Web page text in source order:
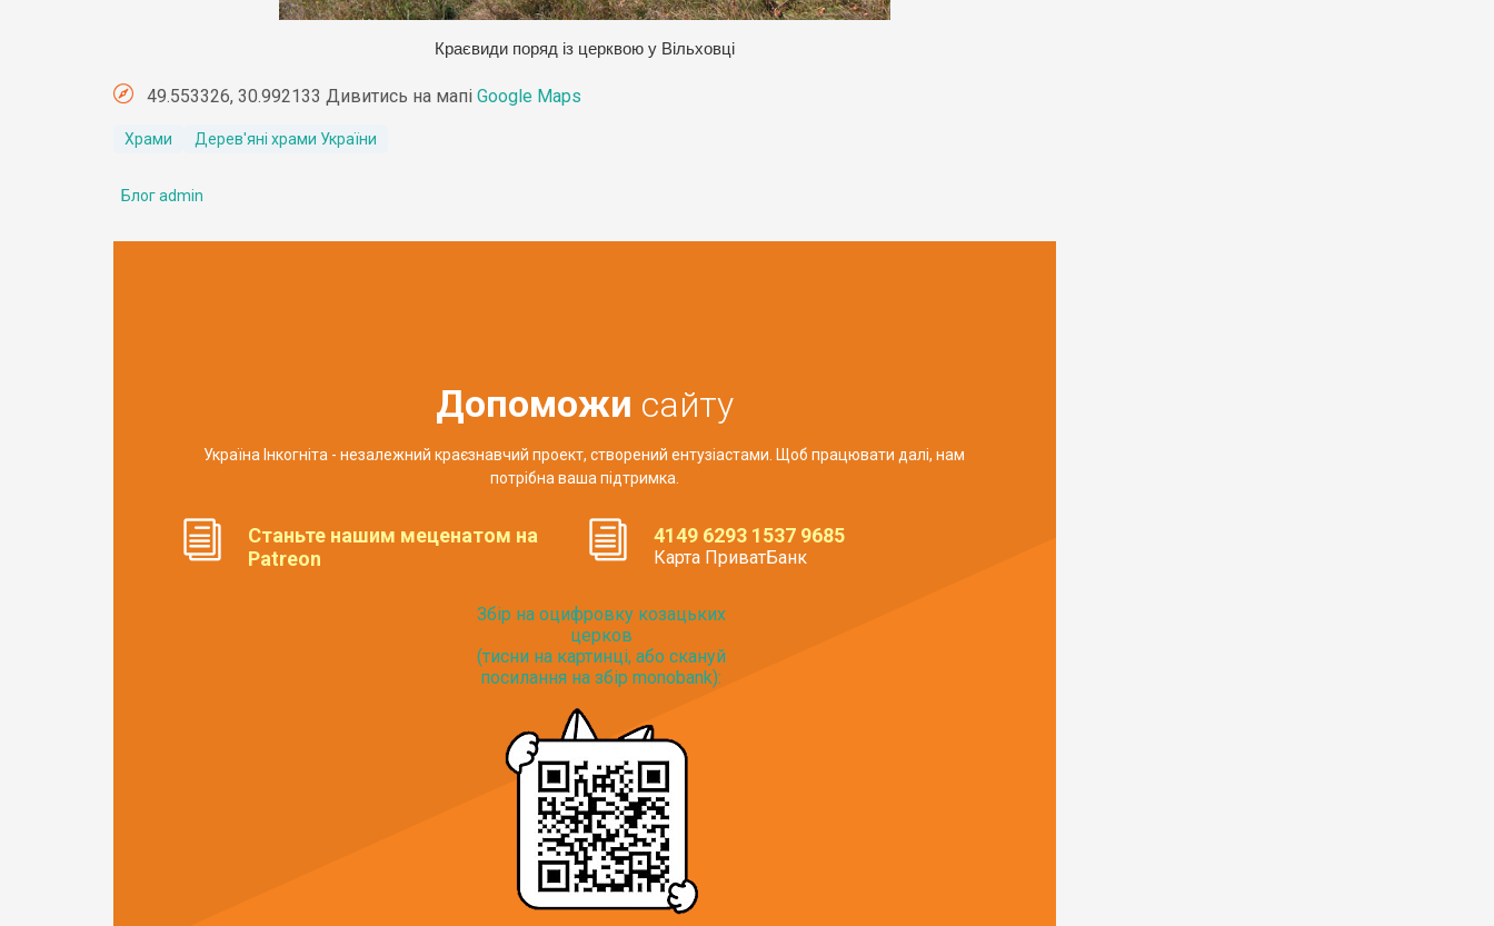
Краєвиди поряд із церквою у Вільховці
49.553326, 30.992133 Дивитись на мапі Google Maps
Храми Дерев'яні храми України
Блог admin
Допоможи сайту
Україна Інкогніта - незалежний краєзнавчий проект, створений ентузіастами. Щоб працювати далі, нам
потрібна ваша підтримка.
Станьте нашим меценатом на
Patreon
4149 6293 1537 9685
Карта ПриватБанк
Збір на оцифровку козацьких
церков
(тисни на картинці, або скануй
посилання на збір monobank):